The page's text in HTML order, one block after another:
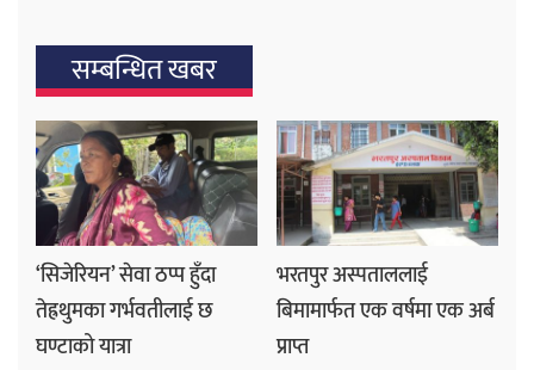
सम्बन्धित खबर
‘सिजेरियन’ सेवा ठप्प हुँदा
तेह्रथुमका गर्भवतीलाई छ
घण्टाको यात्रा
भरतपुर अस्पताललाई
बिमामार्फत एक वर्षमा एक अर्ब
प्राप्त